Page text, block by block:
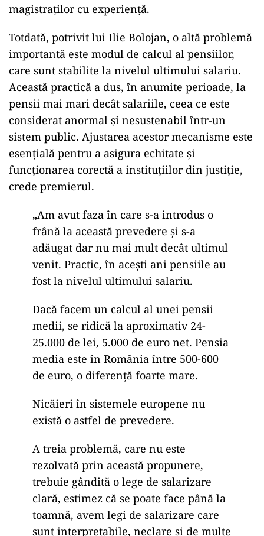
magistraților cu experiență.
Totdată, potrivit lui Ilie Bolojan, o altă problemă
importantă este modul de calcul al pensiilor,
care sunt stabilite la nivelul ultimului salariu.
Această practică a dus, în anumite perioade, la
pensii mai mari decât salariile, ceea ce este
considerat anormal și nesustenabil într-un
sistem public. Ajustarea acestor mecanisme este
esențială pentru a asigura echitate și
funcționarea corectă a instituțiilor din justiție,
crede premierul.
„Am avut faza în care s-a introdus o
frână la această prevedere și s-a
adăugat dar nu mai mult decât ultimul
venit. Practic, în acești ani pensiile au
fost la nivelul ultimului salariu.
Dacă facem un calcul al unei pensii
medii, se ridică la aproximativ 24-
25.000 de lei, 5.000 de euro net. Pensia
media este în România între 500-600
de euro, o diferență foarte mare.
Nicăieri în sistemele europene nu
există o astfel de prevedere.
A treia problemă, care nu este
rezolvată prin această propunere,
trebuie gândită o lege de salarizare
clară, estimez că se poate face până la
toamnă, avem legi de salarizare care
sunt interpretabile, neclare și de multe